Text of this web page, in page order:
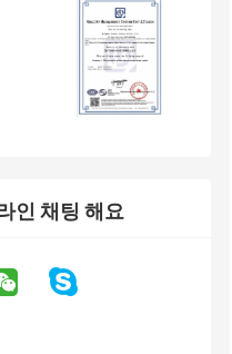
인 채팅 해요